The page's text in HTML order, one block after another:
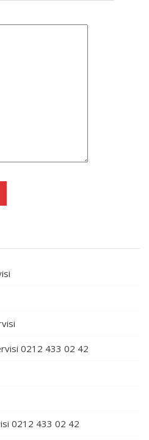
0212 433 02 42
0212 433 02 42